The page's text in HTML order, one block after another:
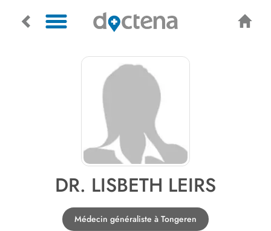
DR. LISBETH LEIRS
Médecin généraliste à Tongeren